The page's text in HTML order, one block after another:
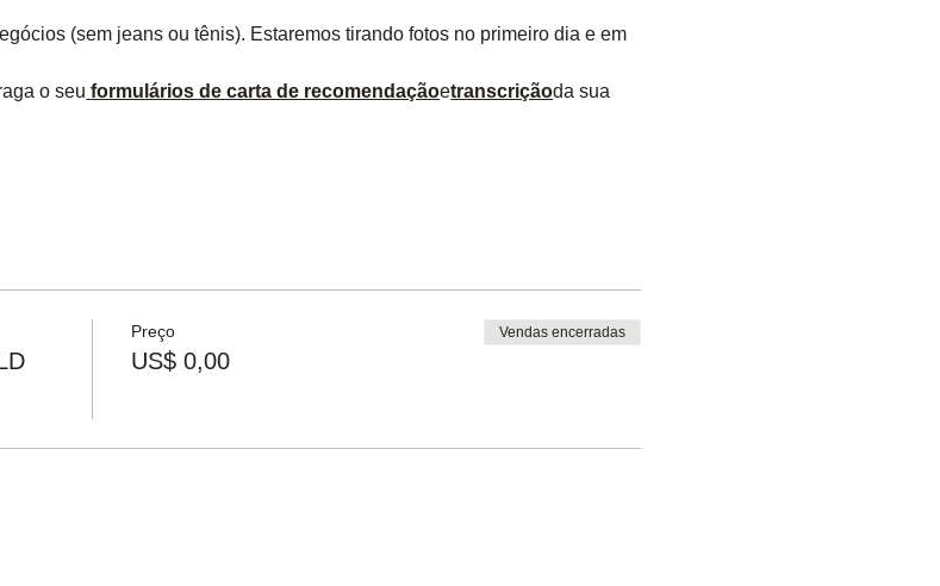
(sem jeans ou tênis). Estaremos tirando fotos no primeiro dia e em
o seu formulários de carta de recomendaçãoetranscriçãoda sua
Preço
US$ 0,00
Vendas encerradas